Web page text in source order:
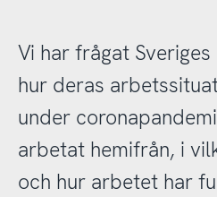
Vi har frågat
hur deras
under
arbetat hemifrån, i
och hur arbetet har